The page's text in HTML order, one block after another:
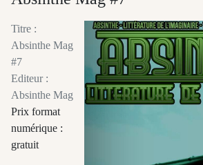
Titre :
Absinthe Mag
#7
Editeur :
Absinthe Mag
Prix format
numérique :
gratuit